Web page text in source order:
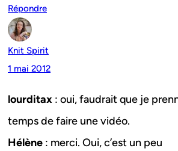
Répondre
Knit Spirit
1 mai 2012
lourditax : oui, faudrait que je
temps de faire une vidéo.
Hélène : merci. Oui, c’est un peu